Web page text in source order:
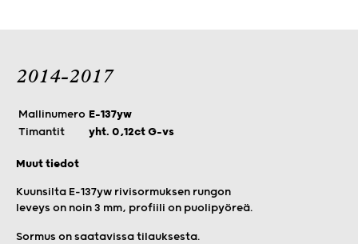
2014-2017
Mallinumero E-137yw
Timantit
yht. 0,12ct G-vs
Muut tiedot
Kuunsilta E-137yw rivisormuksen rungon
leveys on noin 3 mm, profiili on puolipyöreä.
Sormus on saatavissa tilauksesta.